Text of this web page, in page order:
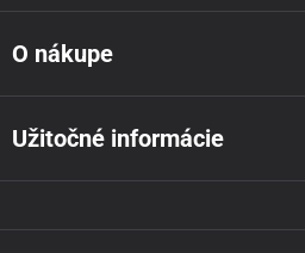
O nákupe
Užitočné informácie